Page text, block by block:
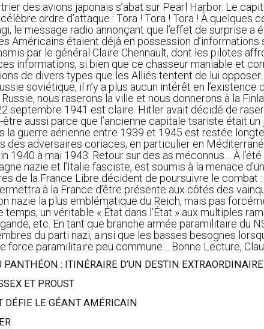
des avions japonais s’abat sur Pearl Harbor. Le
ordre d’attaque : Tora ! Tora ! Tora ! À quelques
le message radio annonçant que l’effet de surprise
Américains étaient déjà en possession
par le général Claire Chennault, dont les pilotes
informations, si bien que ce chasseur maniable et
de divers types que les Alliés tentent de lui
soviétique, il n’y a plus aucun intérêt en
nous raserons la ville et nous donnerons à la
septembre 1941 est claire. Hitler avait décidé de
aussi parce que l’ancienne capitale tsariste était
la guerre aérienne entre 1939 et 1945 est restée
adversaires coriaces, en particulier en
à mai 1943. Retour sur des as méconnus… À
nazie et l’Italie fasciste, est soumis à la menace
de la France Libre décident de poursuivre le
à la France d’être présente aux côtés des
nazie la plus emblématique du Reich, mais pas
un véritable « État dans l’État » aux multiples
etc. En tant que branche armée paramilitaire du
du parti nazi, ainsi que les basses besognes
paramilitaire peu commune… Bonne Lecture,
: ITINÉRAIRE D’UN DESTIN EXTRAORDINAIRE
ET PROUST
DÉFIE LE GÉANT AMÉRICAIN